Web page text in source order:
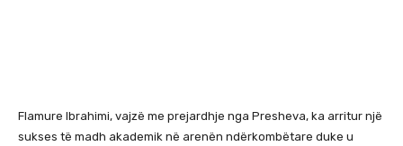
Flamure Ibrahimi, vajzë me prejardhje nga Presheva, ka arritur një
sukses të madh akademik në arenën ndërkombëtare duke u